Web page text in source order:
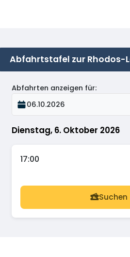
Abfahrtstafel zur Rhodos-
Dienstag, 6. Oktober 2026
Abfahrten anzeigen für:
06.10.2026
17:00
Suchen